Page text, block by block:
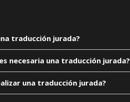
traducción jurada?
necesaria una traducción jurada?
una traducción jurada?